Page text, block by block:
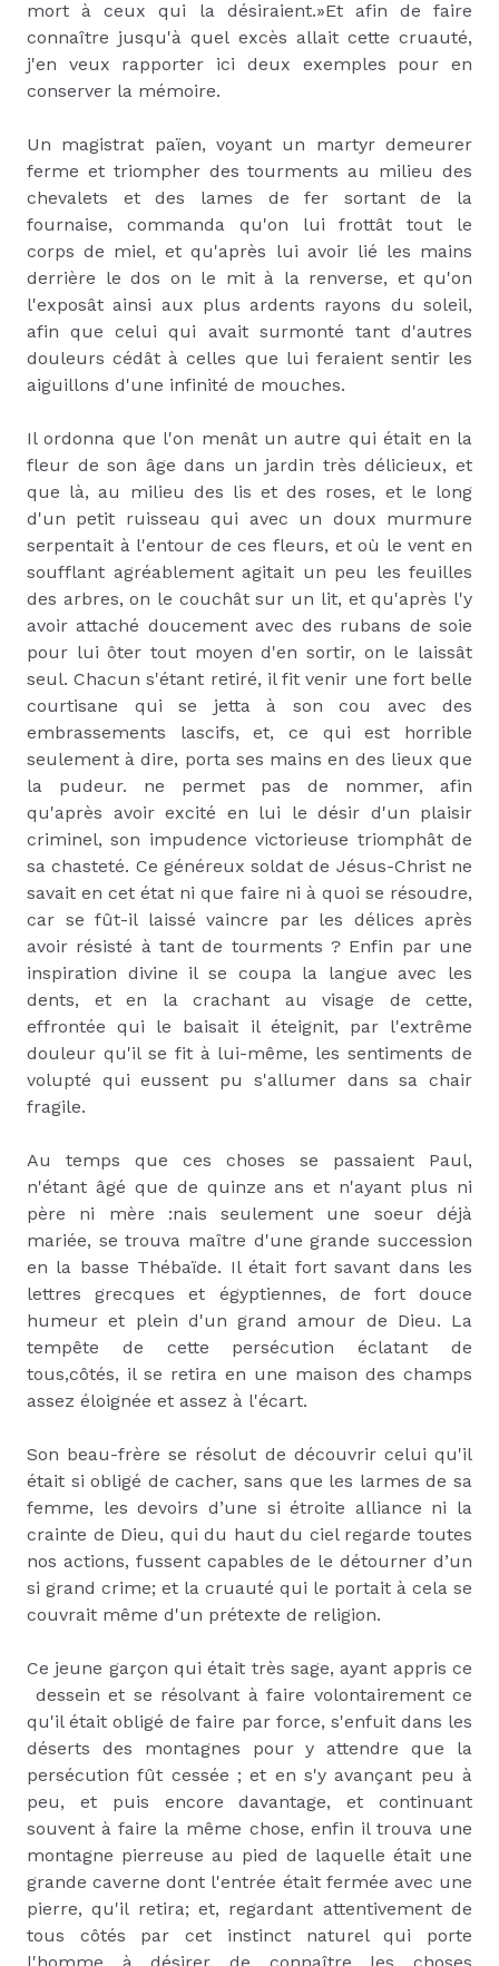
mort à ceux qui la désiraient.»Et afin de faire
connaître jusqu'à quel excès allait cette cruauté,
j'en veux rapporter ici deux exemples pour en
conserver la mémoire.
Un magistrat païen, voyant un martyr demeurer
ferme et triompher des tourments au milieu des
chevalets et des lames de fer sortant de la
fournaise, commanda qu'on lui frottât tout le
corps de miel, et qu'après lui avoir lié les mains
derrière le dos on le mit à la renverse, et qu'on
l'exposât ainsi aux plus ardents rayons du soleil,
afin que celui qui avait surmonté tant d'autres
douleurs cédât à celles que lui feraient sentir les
aiguillons d'une infinité de mouches.
Il ordonna que l'on menât un autre qui était en la
fleur de son âge dans un jardin très délicieux, et
que là, au milieu des lis et des roses, et le long
d'un petit ruisseau qui avec un doux murmure
serpentait à l'entour de ces fleurs, et où le vent en
soufflant agréablement agitait un peu les feuilles
des arbres, on le couchât sur un lit, et qu'après l'y
avoir attaché doucement avec des rubans de soie
pour lui ôter tout moyen d'en sortir, on le laissât
seul. Chacun s'étant retiré, il fit venir une fort belle
courtisane qui se jetta à son cou avec des
embrassements lascifs, et, ce qui est horrible
seulement à dire, porta ses mains en des lieux que
la pudeur. ne permet pas de nommer, afin
qu'après avoir excité en lui le désir d'un plaisir
criminel, son impudence victorieuse triomphât de
sa chasteté. Ce généreux soldat de Jésus-Christ ne
savait en cet état ni que faire ni à quoi se résoudre,
car se fût-il laissé vaincre par les délices après
avoir résisté à tant de tourments ? Enfin par une
inspiration divine il se coupa la langue avec les
dents, et en la crachant au visage de cette,
effrontée qui le baisait il éteignit, par l'extrême
douleur qu'il se fit à lui-même, les sentiments de
volupté qui eussent pu s'allumer dans sa chair
fragile.
Au temps que ces choses se passaient Paul,
n'étant âgé que de quinze ans et n'ayant plus ni
père ni mère :nais seulement une soeur déjà
mariée, se trouva maître d'une grande succession
en la basse Thébaïde. Il était fort savant dans les
lettres grecques et égyptiennes, de fort douce
humeur et plein d'un grand amour de Dieu. La
tempête de cette persécution éclatant de
tous,côtés, il se retira en une maison des champs
assez éloignée et assez à l'écart.
Son beau-frère se résolut de découvrir celui qu'il
était si obligé de cacher, sans que les larmes de sa
femme, les devoirs d’une si étroite alliance ni la
crainte de Dieu, qui du haut du ciel regarde toutes
nos actions, fussent capables de le détourner d’un
si grand crime; et la cruauté qui le portait à cela se
couvrait même d'un prétexte de religion.
Ce jeune garçon qui était très sage, ayant appris ce
dessein et se résolvant à faire volontairement ce
qu'il était obligé de faire par force, s'enfuit dans les
déserts des montagnes pour y attendre que la
persécution fût cessée ; et en s'y avançant peu à
peu, et puis encore davantage, et continuant
souvent à faire la même chose, enfin il trouva une
montagne pierreuse au pied de laquelle était une
grande caverne dont l'entrée était fermée avec une
pierre, qu'il retira; et, regardant attentivement de
tous côtés par cet instinct naturel qui porte